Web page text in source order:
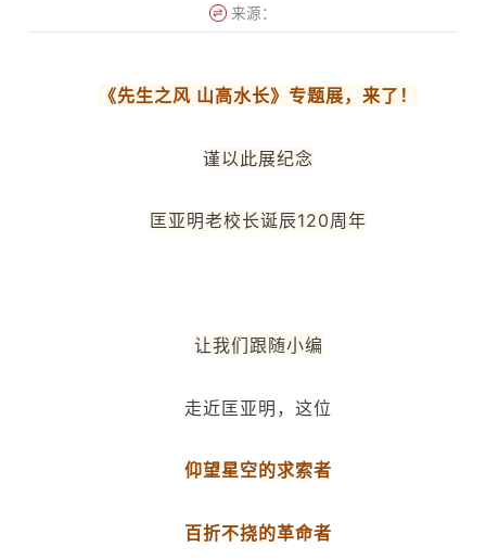
来源：
《先生之风 山高水长》专题展，来了！
谨以此展纪念
匡亚明老校长诞辰120周年
让我们跟随小编
走近匡亚明，这位
仰望星空的求索者
百折不挠的革命者